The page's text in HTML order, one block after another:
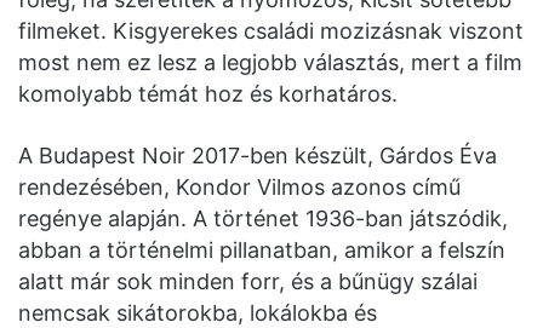
filmeket. Kisgyerekes családi mozizásnak viszont
most nem ez lesz a legjobb választás, mert a film
komolyabb témát hoz és korhatáros.
A Budapest Noir 2017-ben készült, Gárdos Éva
rendezésében, Kondor Vilmos azonos című
regénye alapján. A történet 1936-ban játszódik,
abban a történelmi pillanatban, amikor a felszín
alatt már sok minden forr, és a bűnügy szálai
nemcsak sikátorokba, lokálokba és